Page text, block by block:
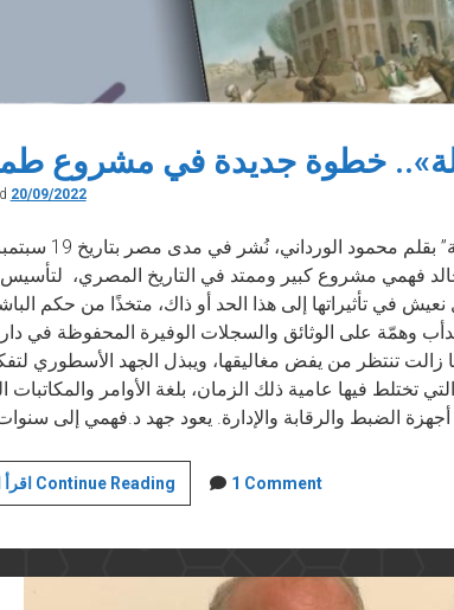
خطوة جديدة في مشروع
20/09/2022
خالد فهمي مشروع كبير وممتد في التاريخ المصري،
نعيش في تأثيراتها إلى هذا الحد أو ذاك، متخذًا من حكم
وهمّة على الوثائق والسجلات الوفيرة المحفوظة في دار
ما زالت تنتظر من يفض مغاليقها، ويبذل الجهد الأسطوري
تختلط فيها عامية ذلك الزمان، بلغة الأوامر والمكاتبات
اقرأ المزيد Continue Reading«السعي
للعدالة»..
1 Comment